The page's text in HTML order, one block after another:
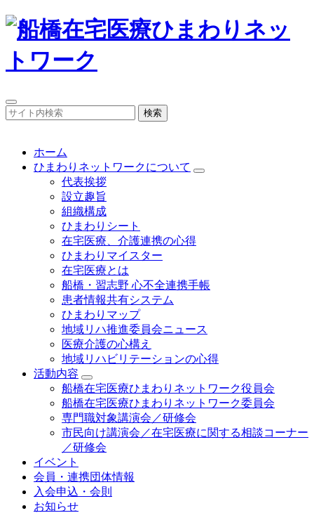
検索
ホーム
ひまわりネットワークについて
代表挨拶
設立趣旨
組織構成
ひまわりシート
在宅医療、介護連携の心得
ひまわりマイスター
在宅医療とは
船橋・習志野 心不全連携手帳
患者情報共有システム
ひまわりマップ
地域リハ推進委員会ニュース
医療介護の心構え
地域リハビリテーションの心得
活動内容
船橋在宅医療ひまわりネットワーク役員会
船橋在宅医療ひまわりネットワーク委員会
専門職対象講演会／研修会
市民向け講演会／在宅医療に関する相談コーナー
／研修会
イベント
会員・連携団体情報
入会申込・会則
お知らせ